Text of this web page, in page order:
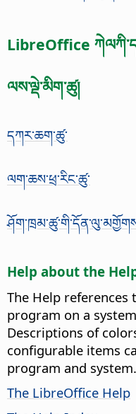
LibreOffice
ལས་ལྡེ་མིག་ཚུ།
དཀར་ཆག་ཚུ་
ལག་ཆས་ཕྲ་རིང་ཚུ་
Help about the
The Help
program on a
Descriptions of
configurable items
program and system.
The LibreOffice Help